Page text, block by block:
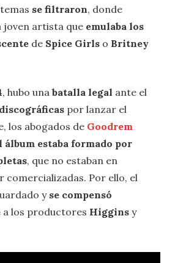
se filtraron, donde
joven artista que emulaba los
de Spice Girls o Britney
, hubo una batalla legal ante el
por lanzar el
los abogados de Goodrem
álbum estaba formado por
, que no estaban en
comercializadas. Por ello, el
y se compensó
a los productores Higgins y